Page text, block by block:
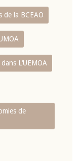
de la BCEAO
L‘UEMOA
de